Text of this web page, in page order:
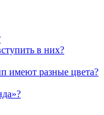
в них?
имеют разные цвета?